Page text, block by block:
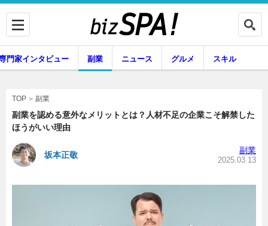
門家インタビュー 副業 ニュース グルメ スキル
TOP 副業
副業を認める意外なメリットとは？人材不足の企業こそ解禁した
ほうがいい理由
坂本正敬 副業
2025.03.13